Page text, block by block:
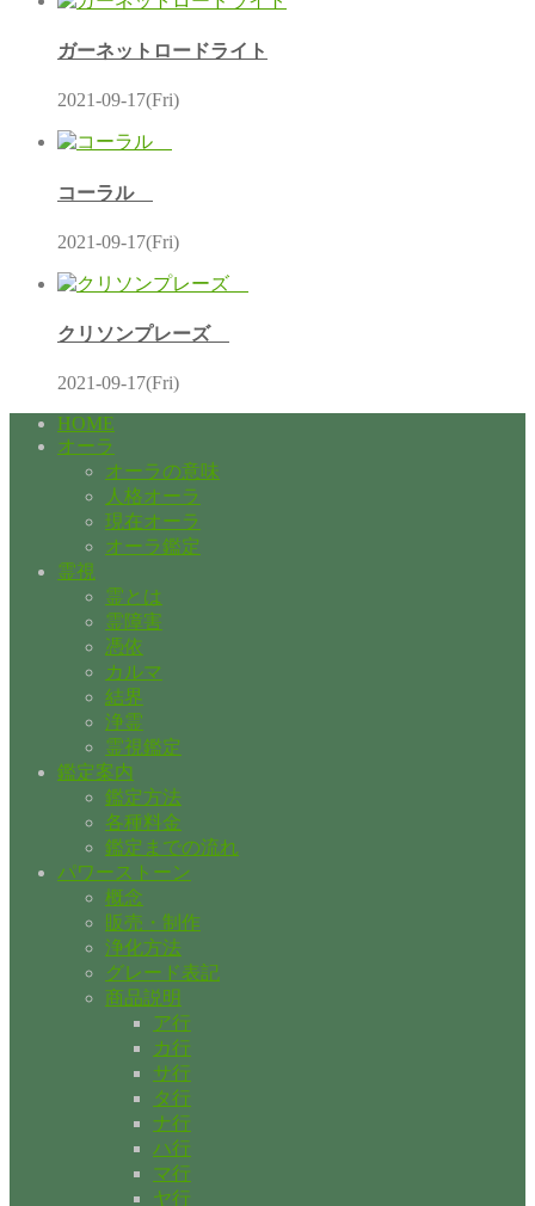
ガーネットロードライト
2021-09-17(Fri)
コーラル
2021-09-17(Fri)
クリソンプレーズ
2021-09-17(Fri)
HOME
オーラ
オーラの意味
人格オーラ
現在オーラ
オーラ鑑定
霊視
霊とは
霊障害
憑依
カルマ
結界
浄霊
霊視鑑定
鑑定案内
鑑定方法
各種料金
鑑定までの流れ
パワーストーン
概念
販売・制作
浄化方法
グレード表記
商品説明
ア行
カ行
サ行
タ行
ナ行
ハ行
マ行
ヤ行